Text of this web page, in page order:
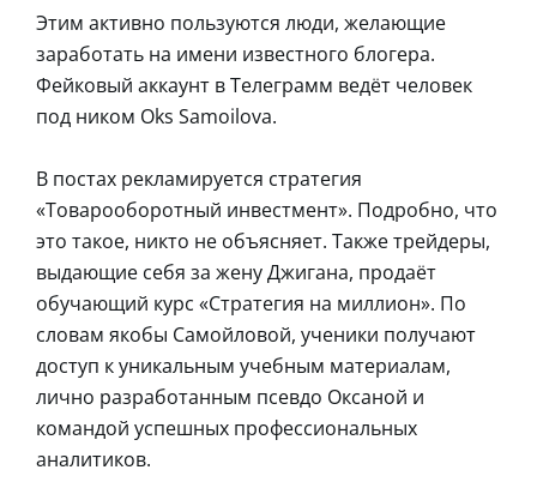
Этим активно пользуются люди, желающие
заработать на имени известного блогера.
Фейковый аккаунт в Телеграмм ведёт человек
под ником Oks Samoilova.
В постах рекламируется стратегия
«Товарооборотный инвестмент». Подробно, что
это такое, никто не объясняет. Также трейдеры,
выдающие себя за жену Джигана, продаёт
обучающий курс «Стратегия на миллион». По
словам якобы Самойловой, ученики получают
доступ к уникальным учебным материалам,
лично разработанным псевдо Оксаной и
командой успешных профессиональных
аналитиков.